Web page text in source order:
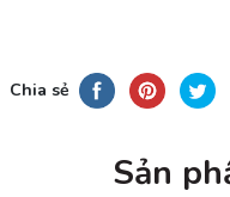
Chia sẻ
Sản